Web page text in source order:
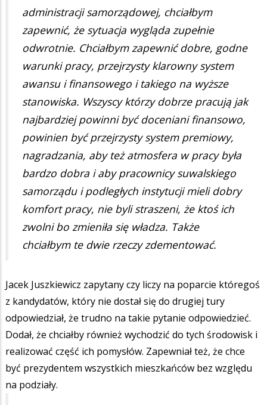
administracji samorządowej, chciałbym
zapewnić, że sytuacja wygląda zupełnie
odwrotnie. Chciałbym zapewnić dobre, godne
warunki pracy, przejrzysty klarowny system
awansu i finansowego i takiego na wyższe
stanowiska. Wszyscy którzy dobrze pracują jak
najbardziej powinni być doceniani finansowo,
powinien być przejrzysty system premiowy,
nagradzania, aby też atmosfera w pracy była
bardzo dobra i aby pracownicy suwalskiego
samorządu i podległych instytucji mieli dobry
komfort pracy, nie byli straszeni, że ktoś ich
zwolni bo zmieniła się władza. Także
chciałbym te dwie rzeczy zdementować.
Jacek Juszkiewicz zapytany czy liczy na poparcie któregoś
z kandydatów, który nie dostał się do drugiej tury
odpowiedział, że trudno na takie pytanie odpowiedzieć.
Dodał, że chciałby również wychodzić do tych środowisk i
realizować część ich pomysłów. Zapewniał też, że chce
być prezydentem wszystkich mieszkańców bez względu
na podziały.